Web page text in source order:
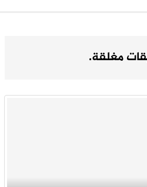
مغلقة.